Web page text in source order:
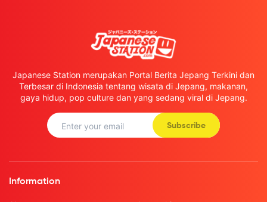
Japanese Station merupakan Portal Berita Jepang Terkini dan
Terbesar di Indonesia tentang wisata di Jepang, makanan,
gaya hidup, pop culture dan yang sedang viral di Jepang.
Subscribe
Information